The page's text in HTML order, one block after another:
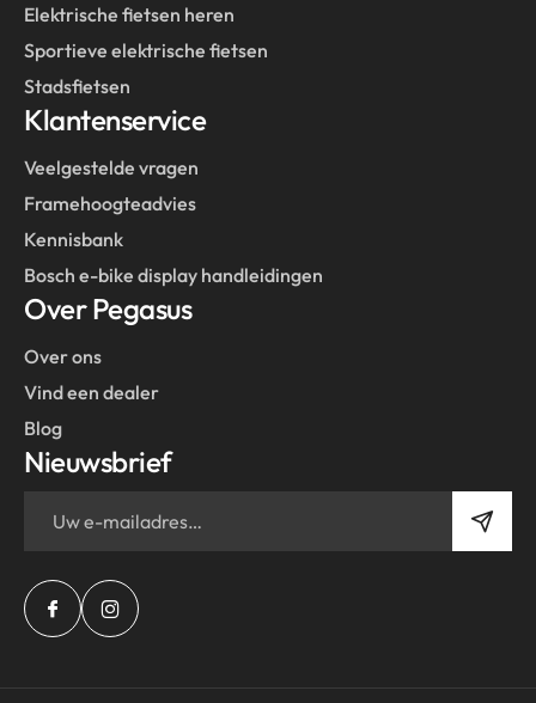
Elektrische fietsen heren
Sportieve elektrische fietsen
Stadsfietsen
Klantenservice
Veelgestelde vragen
Framehoogteadvies
Kennisbank
Bosch e-bike display handleidingen
Over Pegasus
Over ons
Vind een dealer
Blog
Nieuwsbrief